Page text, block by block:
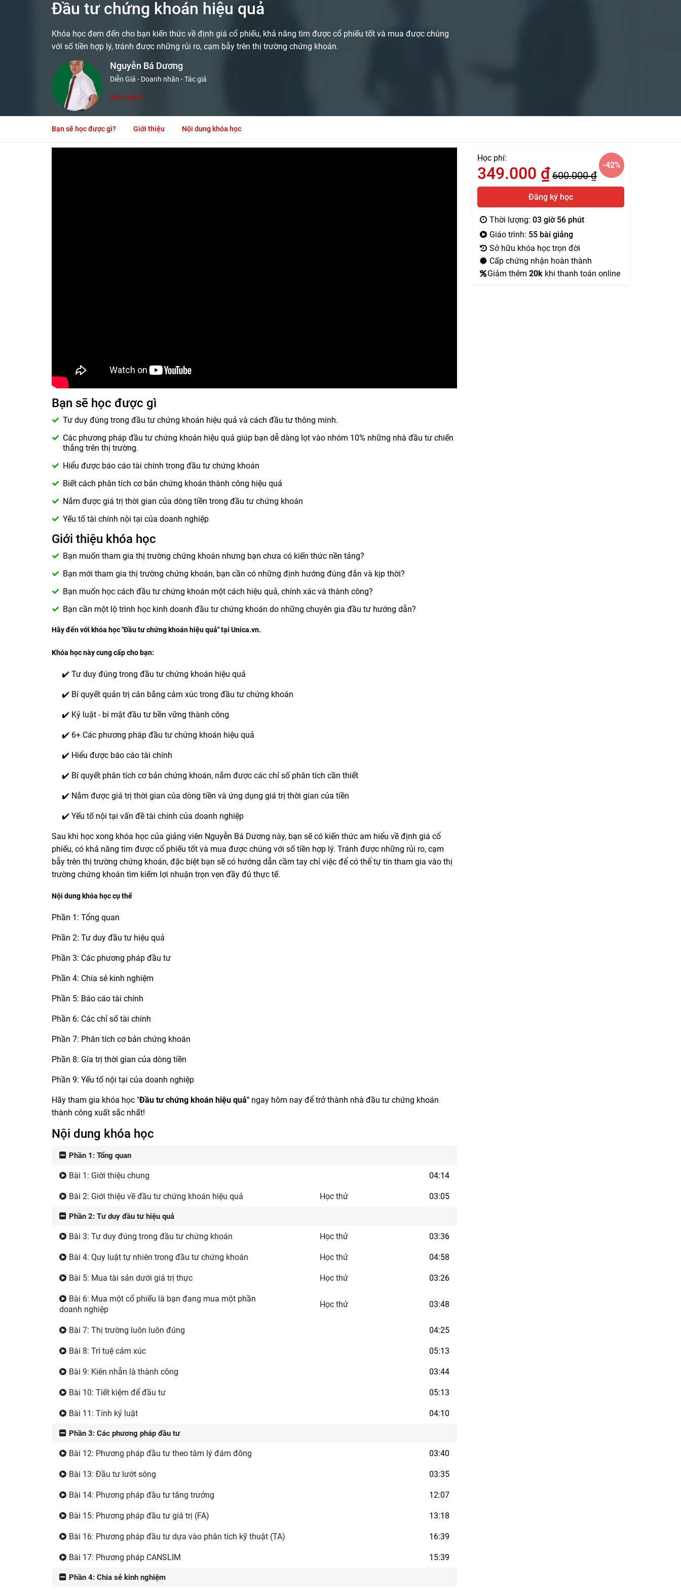
Đầu tư chứng khoán hiệu quả
Khóa học đem đến cho bạn kiến thức về định giá cổ phiếu, khả năng tìm được cổ phiếu tốt và mua được chúng
với số tiền hợp lý, tránh được những rủi ro, cạm bẫy trên thị trường chứng khoán.
Nguyễn Bá Dương
Diễn Giả - Doanh nhân - Tác giả
Xem thêm
Bạn sẽ học được gì? Giới thiệu Nội dung khóa học
Bạn sẽ học được gì
Tư duy đúng trong đầu tư chứng khoán hiệu quả và cách đầu tư thông minh.
Các phương pháp đầu tư chứng khoán hiệu quả giúp bạn dễ dàng lọt vào nhóm 10% những nhà đầu tư chiến
thắng trên thị trường.
Hiểu được báo cáo tài chính trong đầu tư chứng khoán
Biết cách phân tích cơ bản chứng khoán thành công hiệu quả
Nắm được giá trị thời gian của dòng tiền trong đầu tư chứng khoán
Yếu tố tài chính nội tại của doanh nghiệp
Giới thiệu khóa học
Bạn muốn tham gia thị trường chứng khoán nhưng bạn chưa có kiến thức nền tảng?
Bạn mới tham gia thị trường chứng khoán, bạn cần có những định hướng đúng đắn và kịp thời?
Bạn muốn học cách đầu tư chứng khoán một cách hiệu quả, chính xác và thành công?
Bạn cần một lộ trình học kinh doanh đầu tư chứng khoán do những chuyên gia đầu tư hướng dẫn?
Hãy đến với khóa học "Đầu tư chứng khoán hiệu quả" tại Unica.vn.
Khóa học này cung cấp cho bạn:
✔️ Tư duy đúng trong đầu tư chứng khoán hiệu quả
✔️ Bí quyết quản trị cân bằng cảm xúc trong đầu tư chứng khoán
✔️ Kỷ luật - bí mật đầu tư bền vững thành công
✔️ 6+ Các phương pháp đầu tư chứng khoán hiệu quả
✔️ Hiểu được báo cáo tài chính
✔️ Bí quyết phân tích cơ bản chứng khoán, nắm được các chỉ số phân tích cần thiết
✔️ Nắm được giá trị thời gian của dòng tiền và ứng dụng giá trị thời gian của tiền
✔️ Yếu tố nội tại vấn đề tài chính của doanh nghiệp
Sau khi học xong khóa học của giảng viên Nguyễn Bá Dương này, bạn sẽ có kiến thức am hiểu về định giá cổ
phiếu, có khả năng tìm được cổ phiếu tốt và mua được chúng với số tiền hợp lý. Tránh được những rủi ro, cạm
bẫy trên thị trường chứng khoán, đặc biệt bạn sẽ có hướng dẫn cầm tay chỉ việc để có thể tự tin tham gia vào thị
trường chứng khoán tìm kiếm lợi nhuận trọn vẹn đầy đủ thực tế.
Nội dung khóa học cụ thể
Phần 1: Tổng quan
Phần 2: Tư duy đầu tư hiệu quả
Phần 3: Các phương pháp đầu tư
Phần 4: Chia sẻ kinh nghiệm
Phần 5: Báo cáo tài chính
Phần 6: Các chỉ số tài chính
Phần 7: Phân tích cơ bản chứng khoán
Phần 8: Gía trị thời gian của dòng tiền
Phần 9: Yếu tố nội tại của doanh nghiệp
Hãy tham gia khóa học "Đầu tư chứng khoán hiệu quả" ngay hôm nay để trở thành nhà đầu tư chứng khoán
thành công xuất sắc nhất!
Nội dung khóa học
Phần 1: Tổng quan
Bài 1: Giới thiệu chung 04:14
Bài 2: Giới thiệu về đầu tư chứng khoán hiệu quả Học thử 03:05
Phần 2: Tư duy đầu tư hiệu quả
Bài 3: Tư duy đúng trong đầu tư chứng khoán Học thử 03:36
Bài 4: Quy luật tự nhiên trong đầu tư chứng khoán Học thử 04:58
Bài 5: Mua tài sản dưới giá trị thực Học thử 03:26
Bài 6: Mua một cổ phiếu là bạn đang mua một phần
doanh nghiệp
Học thử 03:48
Bài 7: Thị trường luôn luôn đúng 04:25
Bài 8: Trí tuệ cảm xúc 05:13
Bài 9: Kiên nhẫn là thành công 03:44
Bài 10: Tiết kiệm để đầu tư 05:13
Bài 11: Tính kỷ luật 04:10
Phần 3: Các phương pháp đầu tư
Bài 12: Phương pháp đầu tư theo tâm lý đám đông 03:40
Bài 13: Đầu tư lướt sóng 03:35
Bài 14: Phương pháp đầu tư tăng trưởng 12:07
Bài 15: Phương pháp đầu tư giá trị (FA) 13:18
Bài 16: Phương pháp đầu tư dựa vào phân tích kỹ thuật (TA) 16:39
Bài 17: Phương pháp CANSLIM 15:39
Phần 4: Chia sẻ kinh nghiệm
Học phí:
349.000 ₫600.000₫
-42%
Đăng ký học
Thời lượng: 03 giờ 56 phút
Giáo trình: 55 bài giảng
Sở hữu khóa học trọn đời
Cấp chứng nhận hoàn thành
Giảm thêm 20k khi thanh toán online